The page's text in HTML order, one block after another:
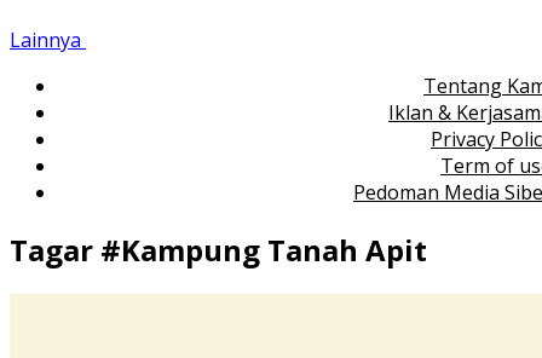
Lainnya
Tentang
Iklan &
Privacy
Term of
Pedoman Media
Tagar #Kampung Tanah Apit